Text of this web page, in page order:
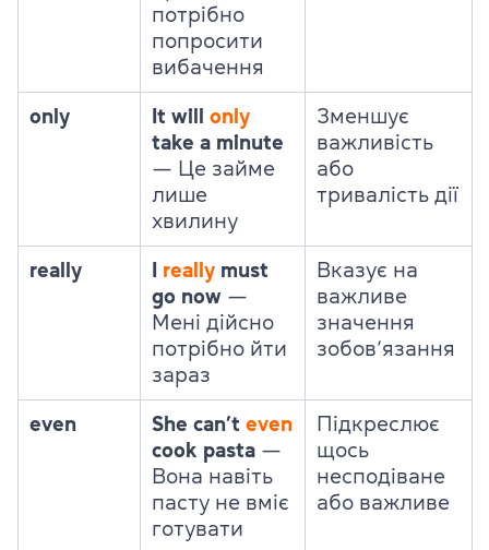
потрібно
попросити
вибачення
only It will only
take a minute
—
Це займе
лише
хвилину
Зменшує
важливість
або
тривалість дії
really really must
go now —
Мені дійсно
потрібно йти
зараз
Вказує на
важливе
значення
зобов’язання
even She can’t even
cook pasta —
Вона навіть
пасту не вміє
готувати
Підкреслює
щось
несподіване
або важливе